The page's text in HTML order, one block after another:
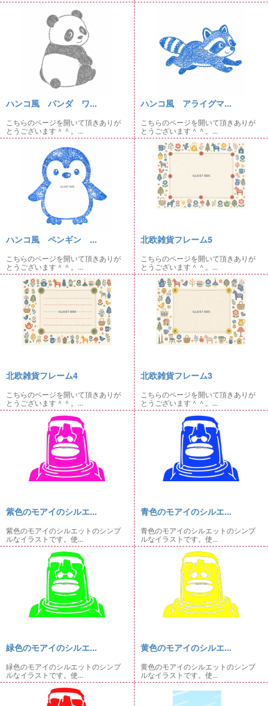
ハンコ風 パンダ ワ...
こちらのページを開いて頂きありが
とうございます＾＾。...
ハンコ風 アライグマ...
こちらのページを開いて頂きありが
とうございます＾＾。...
ハンコ風 ペンギン ...
こちらのページを開いて頂きありが
とうございます＾＾。...
北欧雑貨フレーム5
こちらのページを開いて頂きありが
とうございます＾＾。...
北欧雑貨フレーム4
こちらのページを開いて頂きありが
とうございます＾＾。...
北欧雑貨フレーム3
こちらのページを開いて頂きありが
とうございます＾＾。...
紫色のモアイのシルエ...
紫色のモアイのシルエットのシンプ
ルなイラストです。使...
青色のモアイのシルエ...
青色のモアイのシルエットのシンプ
ルなイラストです。使...
緑色のモアイのシルエ...
緑色のモアイのシルエットのシンプ
ルなイラストです。使...
黄色のモアイのシルエ...
黄色のモアイのシルエットのシンプ
ルなイラストです。使...